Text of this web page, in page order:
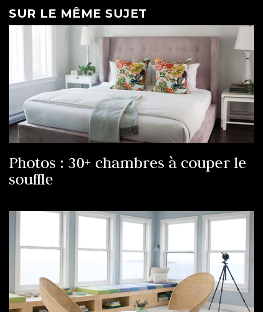
SUR LE MÊME SUJET
Photos : 30+ chambres à couper le
souffle